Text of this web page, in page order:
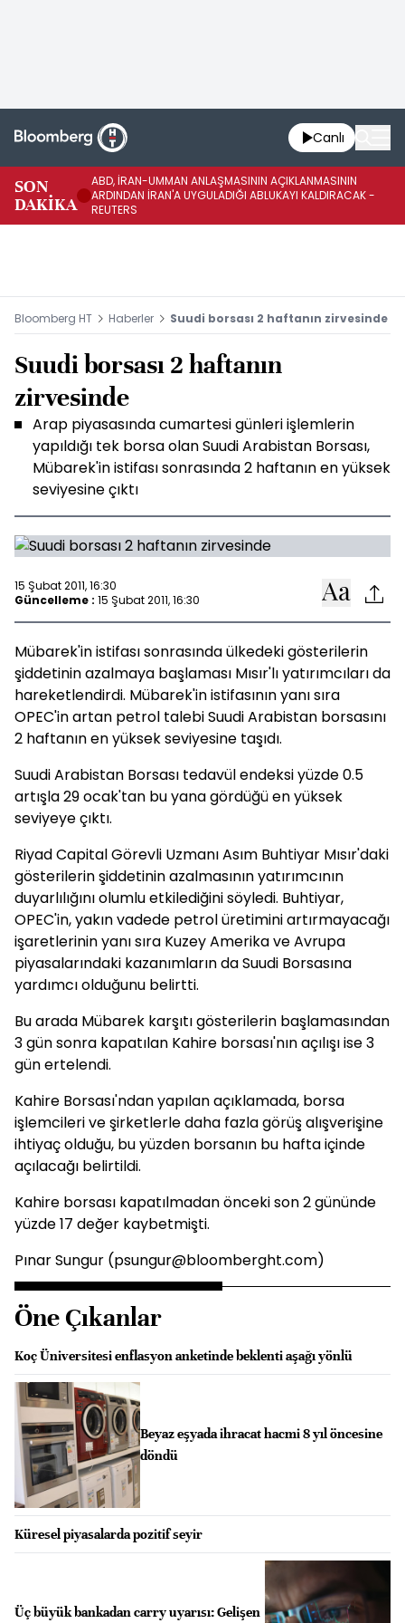
Canlı
SON
DAKİKA
ABD, İRAN-UMMAN ANLAŞMASININ AÇIKLANMASININ
ARDINDAN İRAN'A UYGULADIĞI ABLUKAYI KALDIRACAK -
REUTERS
Bloomberg HT Haberler Suudi borsası 2 haftanın zirvesinde
Suudi borsası 2 haftanın
zirvesinde
Arap piyasasında cumartesi günleri işlemlerin
yapıldığı tek borsa olan Suudi Arabistan Borsası,
Mübarek'in istifası sonrasında 2 haftanın en yüksek
seviyesine çıktı
15 Şubat 2011, 16:30
Güncelleme : 15 Şubat 2011, 16:30
Mübarek'in istifası sonrasında ülkedeki gösterilerin
şiddetinin azalmaya başlaması Mısır'lı yatırımcıları da
hareketlendirdi. Mübarek'in istifasının yanı sıra
OPEC'in artan petrol talebi Suudi Arabistan borsasını
2 haftanın en yüksek seviyesine taşıdı.
Suudi Arabistan Borsası tedavül endeksi yüzde 0.5
artışla 29 ocak'tan bu yana gördüğü en yüksek
seviyeye çıktı.
Riyad Capital Görevli Uzmanı Asım Buhtiyar Mısır'daki
gösterilerin şiddetinin azalmasının yatırımcının
duyarlılığını olumlu etkilediğini söyledi. Buhtiyar,
OPEC'in, yakın vadede petrol üretimini artırmayacağı
işaretlerinin yanı sıra Kuzey Amerika ve Avrupa
piyasalarındaki kazanımların da Suudi Borsasına
yardımcı olduğunu belirtti.
Bu arada Mübarek karşıtı gösterilerin başlamasından
3 gün sonra kapatılan Kahire borsası'nın açılışı ise 3
gün ertelendi.
Kahire Borsası'ndan yapılan açıklamada, borsa
işlemcileri ve şirketlerle daha fazla görüş alışverişine
ihtiyaç olduğu, bu yüzden borsanın bu hafta içinde
açılacağı belirtildi.
Kahire borsası kapatılmadan önceki son 2 gününde
yüzde 17 değer kaybetmişti.
Pınar Sungur (psungur@bloomberght.com)
Öne Çıkanlar
Koç Üniversitesi enflasyon anketinde beklenti aşağı yönlü
Beyaz eşyada ihracat hacmi 8 yıl öncesine
döndü
Küresel piyasalarda pozitif seyir
Üç büyük bankadan carry uyarısı: Gelişen